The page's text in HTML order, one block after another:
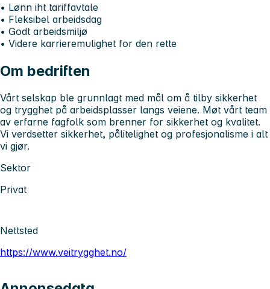
• Lønn iht tariffavtale
• Fleksibel arbeidsdag
• Godt arbeidsmiljø
• Videre karrieremulighet for den rette
Om bedriften
Vårt selskap ble grunnlagt med mål om å tilby sikkerhet
og trygghet på arbeidsplasser langs veiene. Møt vårt team
av erfarne fagfolk som brenner for sikkerhet og kvalitet.
Vi verdsetter sikkerhet, pålitelighet og profesjonalisme i alt
vi gjør.
Sektor
Privat
Nettsted
https://www.veitrygghet.no/